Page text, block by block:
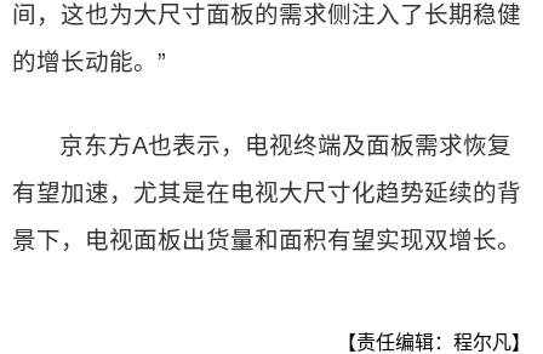
间，这也为大尺寸面板的需求侧注入了长期稳健
的增长动能。”
京东方A也表示，电视终端及面板需求恢复
有望加速，尤其是在电视大尺寸化趋势延续的背
景下，电视面板出货量和面积有望实现双增长。
【责任编辑：程尔凡】